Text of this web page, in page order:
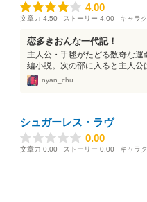
4.00
4.00
文章力 4.50 ストーリー 4.00 キャラ
恋多きおんな一代記！
主人公・手毬がたどる数奇な
編小説。次の部に入ると主人
nyan_chu
シュガーレス・ラヴ
0.00
0.00
文章力 0.00 ストーリー 0.00 キャラ